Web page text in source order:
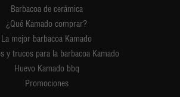
Barbacoa de cerámica
¿Qué Kamado comprar?
La mejor barbacoa Kamado
y trucos para la barbacoa Kamado
Huevo Kamado bbq
Promociones